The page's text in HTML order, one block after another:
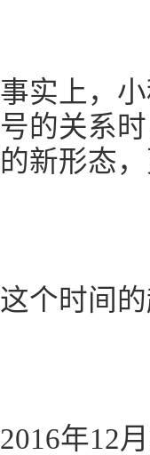
事实上，
号的关系
的新形态
这个时间
2016年12